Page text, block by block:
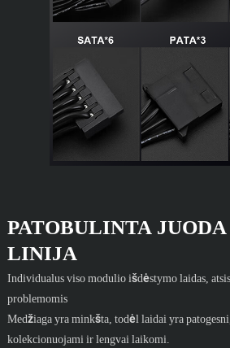
PATOBULINTA
LINIJA
Individualus viso modulio išdėstymo laidas,
problemomis
Medžiaga yra minkšta, todėl laidai yra
kolekcionuojami ir lengvai laikomi.